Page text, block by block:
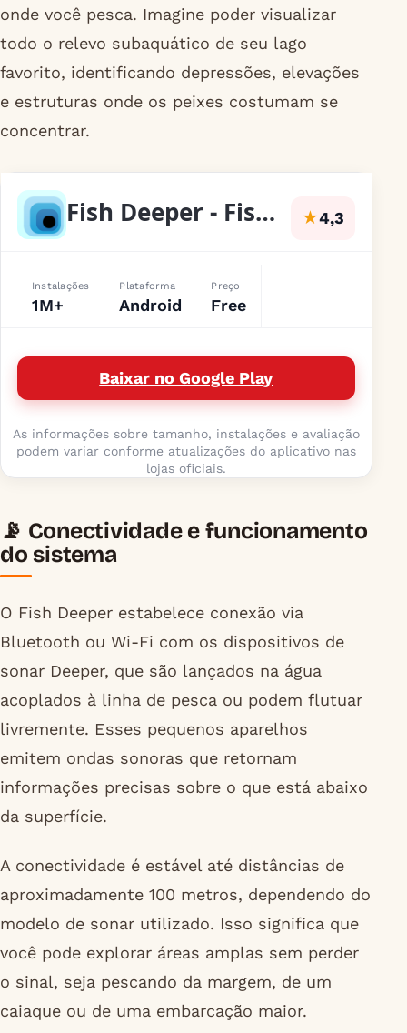
onde você pesca. Imagine poder visualizar
todo o relevo subaquático de seu lago
favorito, identificando depressões, elevações
e estruturas onde os peixes costumam se
concentrar.
Fish Deeper - Fishing App ★4,3
Instalações
1M+
Plataforma
Android
Preço
Free
Baixar no Google Play
As informações sobre tamanho, instalações e avaliação
podem variar conforme atualizações do aplicativo nas
lojas oficiais.
📡 Conectividade e funcionamento
do sistema
O Fish Deeper estabelece conexão via
Bluetooth ou Wi-Fi com os dispositivos de
sonar Deeper, que são lançados na água
acoplados à linha de pesca ou podem flutuar
livremente. Esses pequenos aparelhos
emitem ondas sonoras que retornam
informações precisas sobre o que está abaixo
da superfície.
A conectividade é estável até distâncias de
aproximadamente 100 metros, dependendo do
modelo de sonar utilizado. Isso significa que
você pode explorar áreas amplas sem perder
o sinal, seja pescando da margem, de um
caiaque ou de uma embarcação maior.